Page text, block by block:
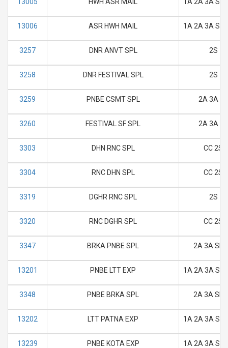
13006 ASR HWH MAIL 1A 2A 3A SL
3257 DNR ANVT SPL 2S
3258 DNR FESTIVAL SPL 2S
3259 PNBE CSMT SPL 2A 3A SL
3260 FESTIVAL SF SPL 2A 3A SL
3303 DHN RNC SPL CC 2S
3304 RNC DHN SPL CC 2S
3319 DGHR RNC SPL 2S
3320 RNC DGHR SPL CC 2S
3347 BRKA PNBE SPL 2A 3A SL
13201 PNBE LTT EXP 1A 2A 3A SL
3348 PNBE BRKA SPL 2A 3A SL
13202 LTT PATNA EXP 1A 2A 3A SL
13239 PNBE KOTA EXP 1A 2A 3A SL